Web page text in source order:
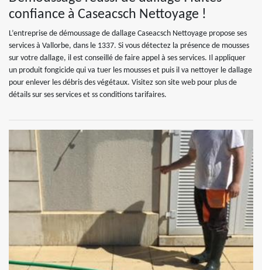
confiance à Caseacsch Nettoyage !
L’entreprise de démoussage de dallage Caseacsch Nettoyage propose ses
services à Vallorbe, dans le 1337. Si vous détectez la présence de mousses
sur votre dallage, il est conseillé de faire appel à ses services. Il appliquer
un produit fongicide qui va tuer les mousses et puis il va nettoyer le dallage
pour enlever les débris des végétaux. Visitez son site web pour plus de
détails sur ses services et ss conditions tarifaires.